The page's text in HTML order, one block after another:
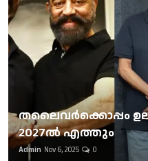
തലൈവര്‍ക്കൊപ്പം
2027ല്‍ എത്തും
Admin Nov 6, 2025 0